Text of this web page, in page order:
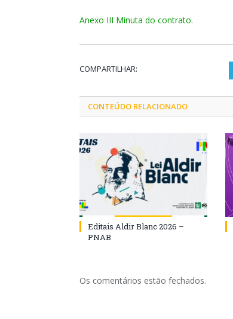
Anexo III Minuta do contrato.
COMPARTILHAR:
CONTEÚDO RELACIONADO
Editais Aldir Blanc 2026 –
PNAB
Os comentários estão fechados.